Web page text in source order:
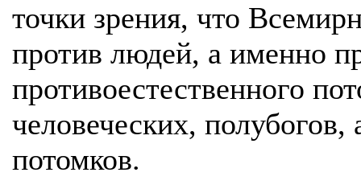
точки зрения, что
против людей, а именно
противоестественного
человеческих,
потомков.